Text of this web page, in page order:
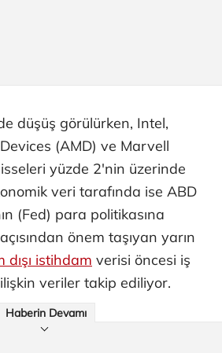
düşüş görülürken, Intel,
(AMD) ve Marvell
yüzde 2'nin üzerinde
veri tarafında ise ABD
(Fed) para politikasına
önem taşıyan yarın
dışı istihdam verisi öncesi iş
veriler takip ediliyor.
Haberin Devamı